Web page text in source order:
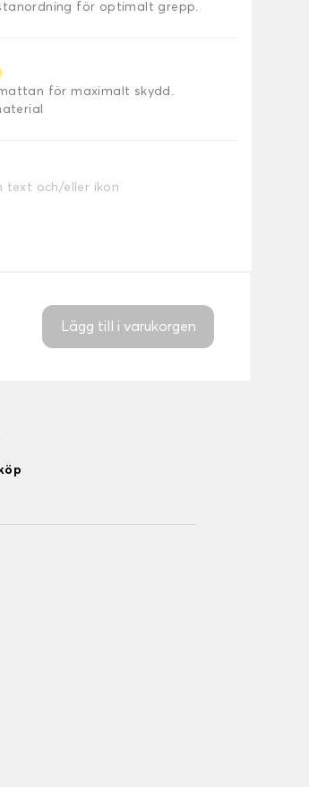
för optimalt grepp.
för maximalt skydd.
text och/eller ikon
Lägg till i varukorgen